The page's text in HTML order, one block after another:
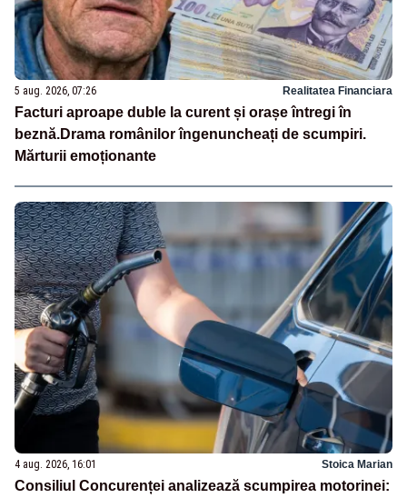
5 aug. 2026, 07:26 Realitatea Financiara
Facturi aproape duble la curent și orașe întregi în
beznă.Drama românilor îngenuncheați de scumpiri.
Mărturii emoționante
4 aug. 2026, 16:01 Stoica Marian
Consiliul Concurenței analizează scumpirea motorinei: